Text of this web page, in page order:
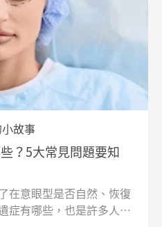
故事
？5大常見問題要知
在意眼型是否自然、恢復
症有哪些，也是許多人擔